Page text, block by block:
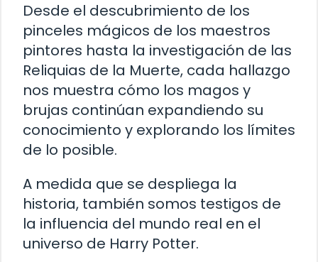
Desde el descubrimiento de los
pinceles mágicos de los maestros
pintores hasta la investigación de las
Reliquias de la Muerte, cada hallazgo
nos muestra cómo los magos y
brujas continúan expandiendo su
conocimiento y explorando los límites
de lo posible.
A medida que se despliega la
historia, también somos testigos de
la influencia del mundo real en el
universo de Harry Potter.